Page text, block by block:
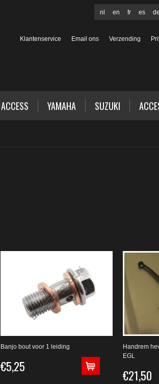
nl en fr es de
Klantenservice Email ons Verzending
ACCESS YAMAHA SUZUKI
Banjo bout voor 1 leiding
€5,25
Handrem
EGL
€21,50